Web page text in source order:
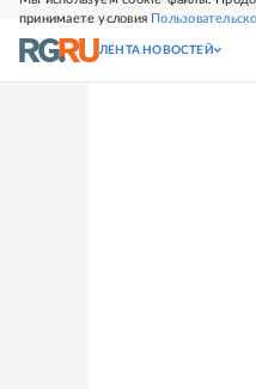
принимаете условия
СВЕЖИЙ НОМЕР
ЛЕНТА НОВОСТЕЙ